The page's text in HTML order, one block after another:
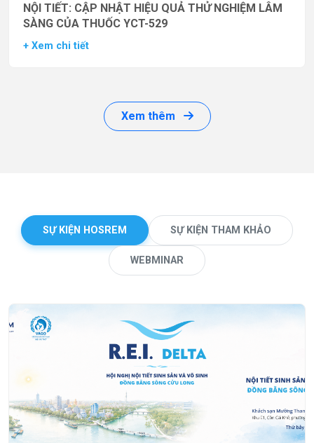
NỘI TIẾT: CẬP NHẬT HIỆU QUẢ THỬ NGHIỆM LÂM
SÀNG CỦA THUỐC YCT-529
+ Xem chi tiết
Xem thêm
SỰ KIỆN HOSREM SỰ KIỆN THAM KHẢO
WEBMINAR